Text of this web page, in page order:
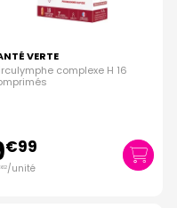
VERTE
complexe H 16
€99
62/unité